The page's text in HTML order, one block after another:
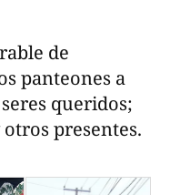
de
panteones a
queridos;
presentes.